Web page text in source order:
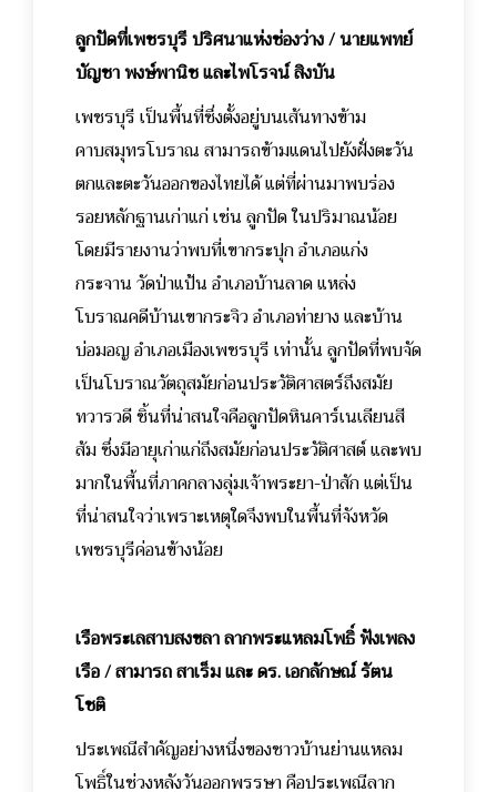
ลูกปัดที่เพชรบุรี ปริศนาแห่งช่องว่าง / นายแพทย์
บัญชา พงษ์พานิช และไพโรจน์ สิงบัน
เพชรบุรี เป็นพื้นที่ซึ่งตั้งอยู่บนเส้นทางข้าม
คาบสมุทรโบราณ สามารถข้ามแดนไปยังฝั่งตะวัน
ตกและตะวันออกของไทยได้ แต่ที่ผ่านมาพบร่อง
รอยหลักฐานเก่าแก่ เช่น ลูกปัด ในปริมาณน้อย
โดยมีรายงานว่าพบที่เขากระปุก อำเภอแก่ง
กระจาน วัดป่าแป้น อำเภอบ้านลาด แหล่ง
โบราณคดีบ้านเขากระจิว อำเภอท่ายาง และบ้าน
บ่อมอญ อำเภอเมืองเพชรบุรี เท่านั้น ลูกปัดที่พบจัด
เป็นโบราณวัตถุสมัยก่อนประวัติศาสตร์ถึงสมัย
ทวารวดี ชิ้นที่น่าสนใจคือลูกปัดหินคาร์เนเลียนสี
ส้ม ซึ่งมีอายุเก่าแก่ถึงสมัยก่อนประวัติศาสต์ และพบ
มากในพื้นที่ภาคกลางลุ่มเจ้าพระยา-ป่าสัก แต่เป็น
ที่น่าสนใจว่าเพราะเหตุใดจึงพบในพื้นที่จังหวัด
เพชรบุรีค่อนข้างน้อย
เรือพระเลสาบสงขลา ลากพระแหลมโพธิ์ ฟังเพลง
เรือ / สามารถ สาเร็ม และ ดร. เอกลักษณ์ รัตน
โชติ
ประเพณีสำคัญอย่างหนึ่งของชาวบ้านย่านแหลม
โพธิ์ในช่วงหลังวันออกพรรษา คือประเพณีลาก